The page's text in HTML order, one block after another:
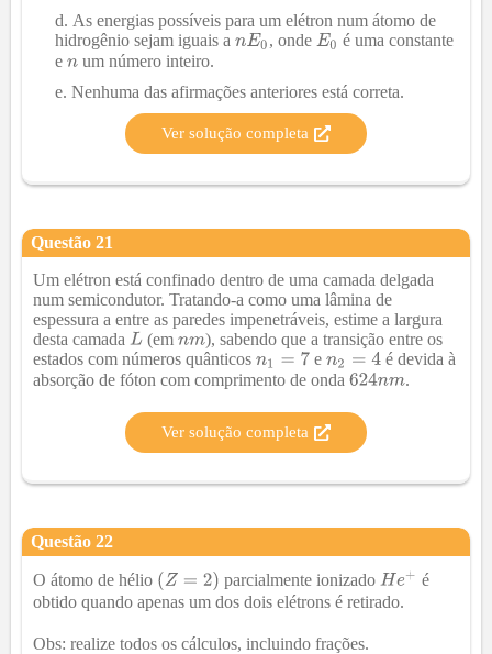
As energias possíveis para um elétron num átomo de
hidrogênio sejam iguais a
, onde
é uma constante
e
um número inteiro.
Nenhuma das afirmações anteriores está correta.
Ver solução completa
Questão 21
Um elétron está confinado dentro de uma camada delgada
num semicondutor. Tratando-a como uma lâmina de
espessura a entre as paredes impenetráveis, estime a largura
desta camada
(em
), sabendo que a transição entre os
estados com números quânticos
e
é devida à
absorção de fóton com comprimento de onda
.
Ver solução completa
Questão 22
O átomo de hélio parcialmente ionizado
é
obtido quando apenas um dos dois elétrons é retirado.
Obs: realize todos os cálculos, incluindo frações.